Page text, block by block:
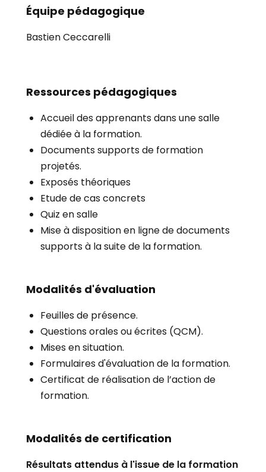
Équipe pédagogique
Bastien Ceccarelli
Ressources pédagogiques
Accueil des apprenants dans une salle
dédiée à la formation.
Documents supports de formation
projetés.
Exposés théoriques
Etude de cas concrets
Quiz en salle
Mise à disposition en ligne de documents
supports à la suite de la formation.
Modalités d'évaluation
Feuilles de présence.
Questions orales ou écrites (QCM).
Mises en situation.
Formulaires d'évaluation de la formation.
Certificat de réalisation de l’action de
formation.
Modalités de certification
Résultats attendus à l'issue de la formation